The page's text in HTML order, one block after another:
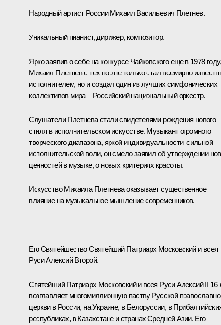
Народный артист России Михаил Васильевич Плетнев.
Уникальный пианист, дирижер, композитор.
Ярко заявив о себе на конкурсе Чайковского еще в 1978 году,
Михаил Плетнев с тех пор не только стал всемирно
исполнителем, но и создал один из лучших симфонических
коллективов мира – Российский национальный оркестр.
Слушатели Плетнева стали свидетелями рождения нового
стиля в исполнительском искусстве. Музыкант огромного
творческого диапазона, яркой индивидуальности, сильной
исполнительской воли, он смело заявил об утверждении
ценностей в музыке, о новых критериях красоты.
Искусство Михаила Плетнева оказывает существенное
влияние на музыкальное мышление современников.
Его Святейшество Святейший Патриарх Московский и всея
Руси Алексий Второй.
Святейший Патриарх Московский и всея Руси Алексий II 16
возглавляет многомиллионную паству Русской
церкви в России, на Украине, в Белоруссии, в
республиках, в Казахстане и странах Средней Азии. Его